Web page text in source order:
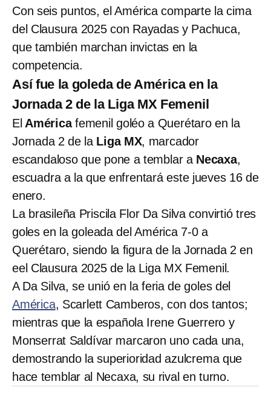
Con seis puntos, el América comparte la cima
del Clausura 2025 con Rayadas y Pachuca,
que también marchan invictas en la
competencia.
Así fue la goleda de América en la
Jornada 2 de la Liga MX Femenil
El Américafemenil goléo a Querétaro en la
Jornada 2 de la Liga MX, marcador
escandaloso que pone a temblar a Necaxa,
escuadra a la que enfrentará este jueves 16 de
enero.
La brasileña Priscila Flor Da Silva convirtió tres
goles en la goleada del América 7-0 a
Querétaro, siendo la figura de la Jornada 2 en
eel Clausura 2025 de la Liga MX Femenil.
A Da Silva, se unió en la feria de goles del
América, Scarlett Camberos, con dos tantos;
mientras que la española Irene Guerrero y
Monserrat Saldívar marcaron uno cada una,
demostrando la superioridad azulcrema que
hace temblar al Necaxa, su rival en turno.